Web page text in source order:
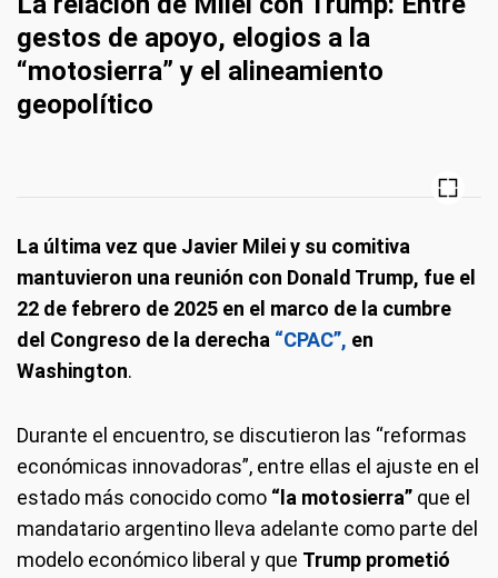
gestos de apoyo, elogios a la
“motosierra” y el alineamiento
geopolítico
La última vez que Javier Milei y su comitiva
mantuvieron una reunión con Donald Trump, fue el
22 de febrero de 2025 en el marco de la cumbre
del Congreso de la derecha “CPAC”, en
Washington.
Durante el encuentro, se discutieron las “reformas
económicas innovadoras”, entre ellas el ajuste en el
estado más conocido como “la motosierra” que el
mandatario argentino lleva adelante como parte del
modelo económico liberal y que Trump prometió